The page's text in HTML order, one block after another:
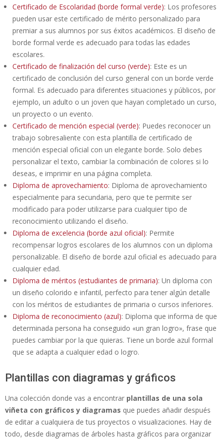
Certificado de Escolaridad (borde formal verde): Los profesores
pueden usar este certificado de mérito personalizado para
premiar a sus alumnos por sus éxitos académicos. El diseño de
borde formal verde es adecuado para todas las edades
escolares.
Certificado de finalización del curso (verde): Este es un
certificado de conclusión del curso general con un borde verde
formal. Es adecuado para diferentes situaciones y públicos, por
ejemplo, un adulto o un joven que hayan completado un curso,
un proyecto o un evento.
Certificado de mención especial (verde): Puedes reconocer un
trabajo sobresaliente con esta plantilla de certificado de
mención especial oficial con un elegante borde. Solo debes
personalizar el texto, cambiar la combinación de colores si lo
deseas, e imprimir en una página completa.
Diploma de aprovechamiento: Diploma de aprovechamiento
especialmente para secundaria, pero que te permite ser
modificado para poder utilizarse para cualquier tipo de
reconocimiento utilizando el diseño.
Diploma de excelencia (borde azul oficial): Permite
recompensar logros escolares de los alumnos con un diploma
personalizable. El diseño de borde azul oficial es adecuado para
cualquier edad.
Diploma de méritos (estudiantes de primaria): Un diploma con
un diseño colorido e infantil, perfecto para tener algún detalle
con los méritos de estudiantes de primaria o cursos inferiores.
Diploma de reconocimiento (azul): Diploma que informa de que
determinada persona ha conseguido «un gran logro», frase que
puedes cambiar por la que quieras. Tiene un borde azul formal
que se adapta a cualquier edad o logro.
Plantillas con diagramas y gráficos
Una colección donde vas a encontrar plantillas de una sola
viñeta con gráficos y diagramas que puedes añadir después
de editar a cualquiera de tus proyectos o visualizaciones. Hay de
todo, desde diagramas de árboles hasta gráficos para organizar